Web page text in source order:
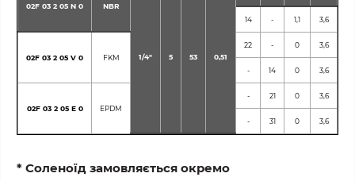
02F 03 2 05 N 0 NBR
1/4" 5 53 0,51
14 - 1,1 3,6
02F 03 2 05 V 0 FKM
22 - 0 3,6
- 14 0 3,6
02F 03 2 05 E 0 EPDM
- 21 0 3,6
- 31 0 3,6
* Соленоїд замовляється окремо